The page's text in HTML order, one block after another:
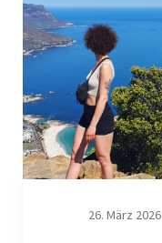
26. März 2026